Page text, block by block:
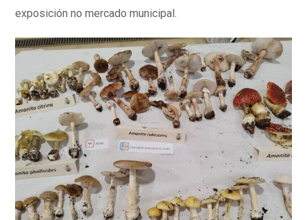
exposición no mercado municipal.